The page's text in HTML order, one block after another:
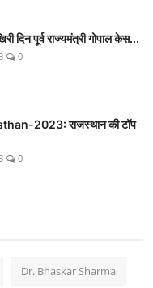
दिन पूर्व राज्यमंत्री गोपाल केस...
0
2023: राजस्थान की टॉप
0
Dr. Bhaskar Sharma